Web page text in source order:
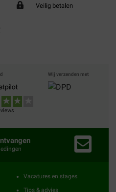
Veilig betalen
Wij verzenden met
Vacatures en stages
Tips & advies